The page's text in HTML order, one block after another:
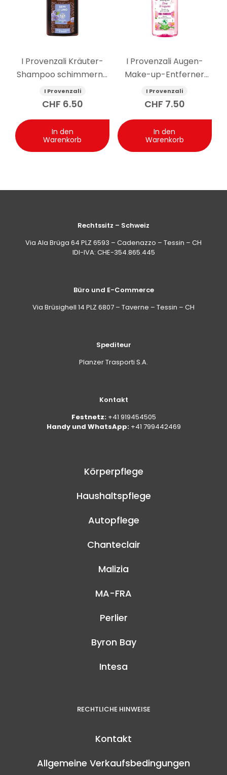
I Provenzali Kräuter-
Shampoo schimmernd
Leinsamen 250 ml
I Provenzali
CHF 6.50
In den
Warenkorb
I Provenzali Augen-
Make-up-Entferner
Bio-Hagebutte 150 ml
I Provenzali
CHF 7.50
In den
Warenkorb
Rechtssitz – Schweiz
Via Ala Brüga 64 PLZ 6593 – Cadenazzo – Tessin – CH
IDI-IVA: CHE-354.865.445
Büro und E-Commerce
Via Brüsighell 14 PLZ 6807 – Taverne – Tessin – CH
Spediteur
Planzer Trasporti S.A.
Kontakt
Festnetz: +41 919454505
Handy und WhatsApp: +41 799442469
Körperpflege
Haushaltspflege
Autopflege
Chanteclair
Malizia
MA-FRA
Perlier
Byron Bay
Intesa
RECHTLICHE HINWEISE
Kontakt
Allgemeine Verkaufsbedingungen